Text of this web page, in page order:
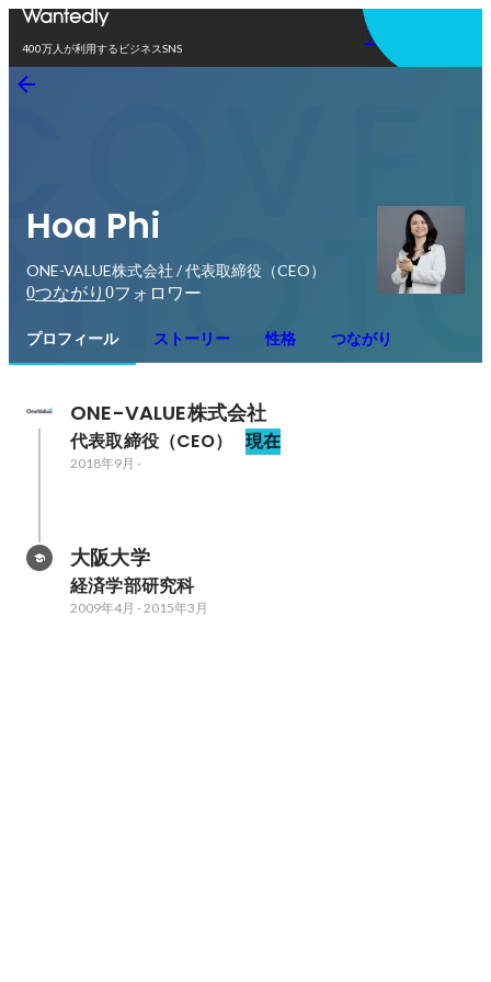
400万人が利用するビジネスSNS
アプリを使う
Hoa Phi
ONE-VALUE株式会社 / 代表取締役（CEO）
0つながり 0フォロワー
プロフィール ストーリー 性格 つながり
ONE-VALUE株式会社
代表取締役（CEO） 現在
2018年9月 -
大阪大学
経済学部研究科
2009年4月 -2015年3月